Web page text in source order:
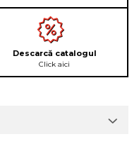
Descarcă catalogul
Click aici